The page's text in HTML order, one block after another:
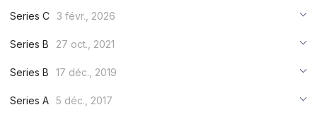
Series C 3 févr., 2026
***
Series B
27 oct., 2021
***
Series B
17 déc., 2019
***
Series A 5 déc., 2017